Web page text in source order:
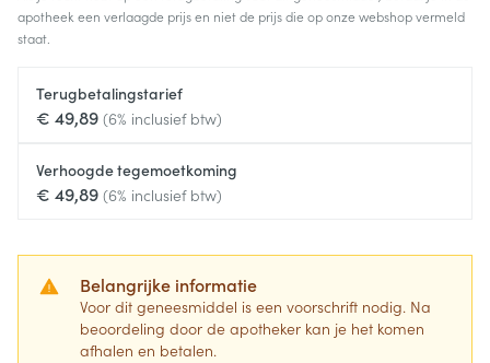
apotheek een verlaagde prijs en niet de prijs die op onze webshop vermeld
staat.
Terugbetalingstarief
€ 49,89 (6% inclusief btw)
Verhoogde tegemoetkoming
€ 49,89 (6% inclusief btw)
Belangrijke informatie
Voor dit geneesmiddel is een voorschrift nodig. Na
beoordeling door de apotheker kan je het komen
afhalen en betalen.